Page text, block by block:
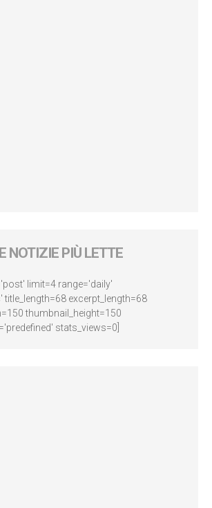
NOTIZIE PIÙ LETTE
limit=4 range='daily'
title_length=68 excerpt_length=68
thumbnail_height=150
stats_views=0]